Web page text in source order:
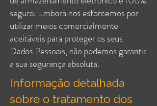
seguro. Embora nos esforcemos por
utilizar meios comercialmente
aceitáveis para proteger os seus
Dados Pessoais, não podemos garantir
a sua segurança absoluta.
Informação detalhada
sobre o tratamento dos